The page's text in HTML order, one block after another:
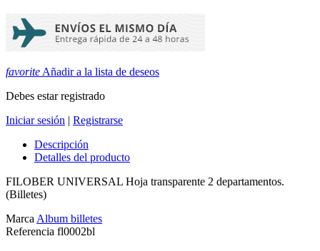
favorite Añadir a la lista de deseos
Debes estar registrado
Iniciar sesión | Registrarse
Descripción
Detalles del producto
FILOBER UNIVERSAL Hoja transparente 2 departamentos.
(Billetes)
Marca Album billetes
Referencia fl0002bl